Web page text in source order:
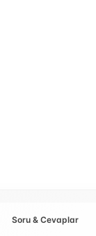
Soru & Cevaplar